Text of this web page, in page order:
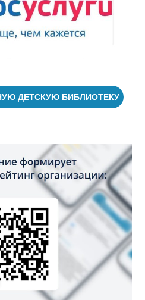
ДЕТСКУЮ БИБЛИОТЕКУ